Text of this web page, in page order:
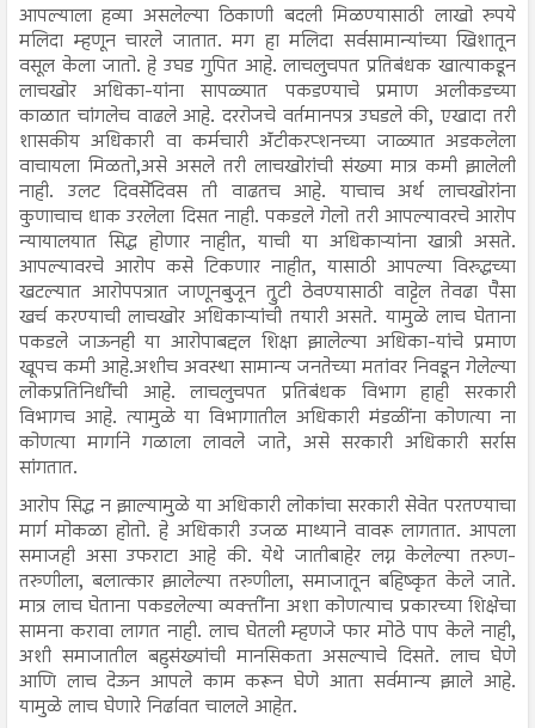
आपल्याला हव्या असलेल्या ठिकाणी बदली मिळण्यासाठी लाखो रुपये
मलिदा म्हणून चारले जातात. मग हा मलिदा सर्वसामान्यांच्या खिशातून
वसूल केला जातो. हे उघड गुपित आहे. लाचलुचपत प्रतिबंधक खात्याकडून
लाचखोर अधिका-यांना सापळ्यात पकडण्याचे प्रमाण अलीकडच्या
काळात चांगलेच वाढले आहे. दररोजचे वर्तमानपत्र उघडले की, एखादा तरी
शासकीय अधिकारी वा कर्मचारी ॲंटीकरप्शनच्या जाळ्यात अडकलेला
वाचायला मिळतो,असे असले तरी लाचखोरांची संख्या मात्र कमी झालेली
नाही. उलट दिवसेंदिवस ती वाढतच आहे. याचाच अर्थ लाचखोरांना
कुणाचाच धाक उरलेला दिसत नाही. पकडले गेलो तरी आपल्यावरचे आरोप
न्यायालयात सिद्ध होणार नाहीत, याची या अधिकाऱ्यांना खात्री असते.
आपल्यावरचे आरोप कसे टिकणार नाहीत, यासाठी आपल्या विरुद्धच्या
खटल्यात आरोपपत्रात जाणूनबुजून त्रुटी ठेवण्यासाठी वाट्टेल तेवढा पैसा
खर्च करण्याची लाचखोर अधिकाऱ्यांची तयारी असते. यामुळे लाच घेताना
पकडले जाऊनही या आरोपाबद्दल शिक्षा झालेल्या अधिका-यांचे प्रमाण
खूपच कमी आहे.अशीच अवस्था सामान्य जनतेच्या मतांवर निवडून गेलेल्या
लोकप्रतिनिधींची आहे. लाचलुचपत प्रतिबंधक विभाग हाही सरकारी
विभागच आहे. त्यामुळे या विभागातील अधिकारी मंडळींना कोणत्या ना
कोणत्या मार्गाने गळाला लावले जाते, असे सरकारी अधिकारी सर्रास
सांगतात.
आरोप सिद्ध न झाल्यामुळे या अधिकारी लोकांचा सरकारी सेवेत परतण्याचा
मार्ग मोकळा होतो. हे अधिकारी उजळ माथ्याने वावरू लागतात. आपला
समाजही असा उफराटा आहे की. येथे जातीबाहेर लग्न केलेल्या तरुण-
तरुणीला, बलात्कार झालेल्या तरुणीला, समाजातून बहिष्कृत केले जाते.
मात्र लाच घेताना पकडलेल्या व्यक्तींना अशा कोणत्याच प्रकारच्या शिक्षेचा
सामना करावा लागत नाही. लाच घेतली म्हणजे फार मोठे पाप केले नाही,
अशी समाजातील बहुसंख्यांची मानसिकता असल्याचे दिसते. लाच घेणे
आणि लाच देऊन आपले काम करून घेणे आता सर्वमान्य झाले आहे.
यामुळे लाच घेणारे निर्ढावत चालले आहेत.